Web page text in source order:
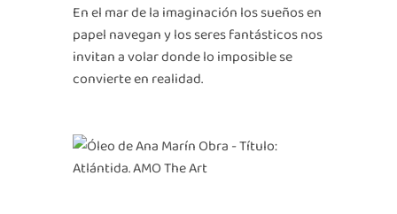
En el mar de la imaginación los sueños en
papel navegan y los seres fantásticos nos
invitan a volar donde lo imposible se
convierte en realidad.